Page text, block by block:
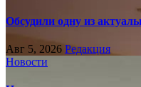
Обсудили одну из
Авг 5, 2026 Редакция
Новости